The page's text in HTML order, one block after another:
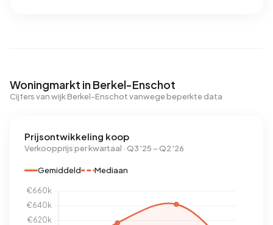
Woningmarkt in Berkel-Enschot
Cijfers van wijk Berkel-Enschot vanwege beperkte data
Prijsontwikkeling koop
Verkoopprijs per kwartaal · Q3 '25 – Q2 '26
Gemiddeld Mediaan